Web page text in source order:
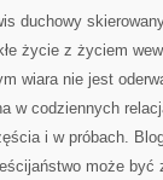
duchowy
życie z życiem
wiara nie jest
w codziennych
i w próbach.
może być